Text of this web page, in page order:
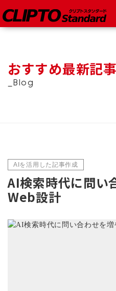
おすすめ最新記事
_Blog
AIを活用した記事作成
AI検索時代に問い
Web設計